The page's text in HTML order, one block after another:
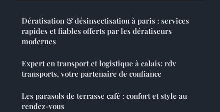
Dératisation & désinsectisation à paris : services
rapides et fiables offerts par les dératiseurs
modernes
Expert en transport et logistique à calais: rdv
transports, votre partenaire de confiance
Les parasols de terrasse café : confort et style au
rendez-vous